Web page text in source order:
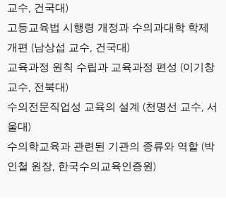
교수, 건국대)
고등교육법 시행령 개정과 수의과대학 학제
개편 (남상섭 교수, 건국대)
​교육과정 원칙 수립과 교육과정 편성 (이기창
교수, 전북대)
수의전문직업성 교육의 설계 (천명선 교수, 서
울대)
수의학교육과 관련된 기관의 종류와 역할 (박
인철 원장, 한국수의교육인증원)